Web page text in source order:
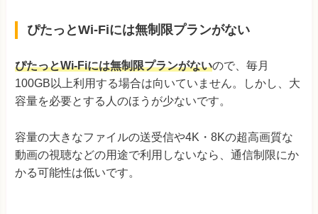
ぴたっとWi-Fiには無制限プランがない
ぴたっとWi-Fiには無制限プランがないので、毎月
100GB以上利用する場合は向いていません。しかし、大
容量を必要とする人のほうが少ないです。
容量の大きなファイルの送受信や4K・8Kの超高画質な
動画の視聴などの用途で利用しないなら、通信制限にか
かる可能性は低いです。